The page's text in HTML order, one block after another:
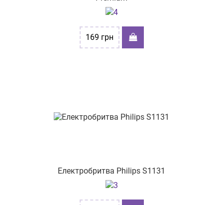
169 грн
Електробритва Philips S1131